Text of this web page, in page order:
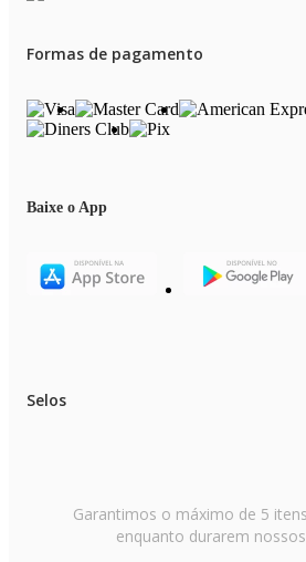
Formas de pagamento
Baixe o App
Selos
Garantimos o máximo de 5
enquanto durarem